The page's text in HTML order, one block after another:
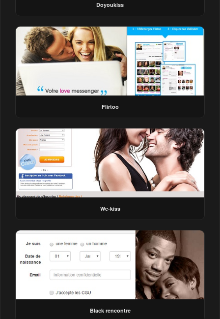
Doyoukiss
Flirtoo
We-kiss
Black rencontre